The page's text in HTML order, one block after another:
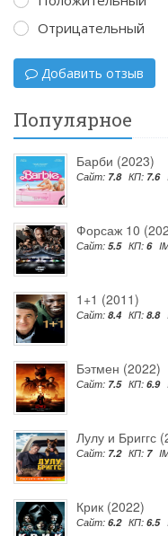
Отрицательный
Добавить отзыв
Популярное
Барби (2023)
Сайт: 7.8 КП: 7.6
Форсаж 10
Сайт: 5.5 КП: 6
1+1 (2011)
Сайт: 8.4 КП: 8.8
Бэтмен (2022)
Сайт: 7.5 КП: 6.9
Лулу и Бриггс
Сайт: 7.2 КП: 7
Крик (2022)
Сайт: 6.2 КП: 6.5